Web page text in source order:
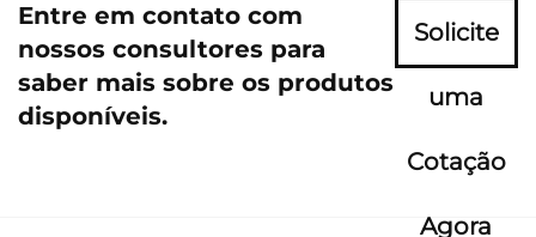
Entre em contato com
nossos consultores para
saber mais sobre os produtos
disponíveis.
Solicite
uma
Cotação
Agora